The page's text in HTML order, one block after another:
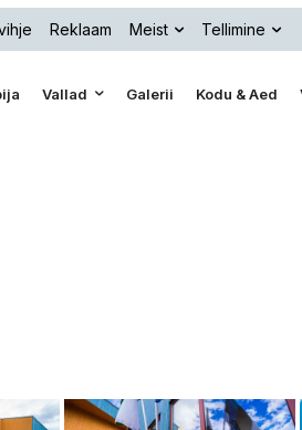
Reklaam Meist Tellimine
Vallad Galerii Kodu & Aed